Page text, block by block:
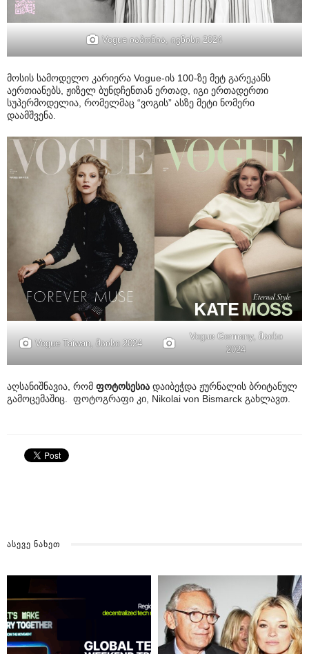
Vogue იაპონია, ივნისი 2024
მოსის სამოდელო კარიერა Vogue-ის 100-ზე მეტ გარეკანს
აერთიანებს, ჟიზელ ბუნდჩენთან ერთად, იგი ერთადერთი
სუპერმოდელია, რომელმაც “ვოგის” ასზე მეტი ნომერი
დაამშვენა.
Vogue Taiwan, მაისი 2024
Vogue Germany, მაისი
2024
აღსანიშნავია, რომ ფოტოსესია დაიბეჭდა ჟურნალის ბრიტანულ
გამოცემაშიც. ფოტოგრაფი კი, Nikolai von Bismarck გახლავთ.
ᲐᲡᲔᲕᲔ ᲜᲐᲮᲔᲗ